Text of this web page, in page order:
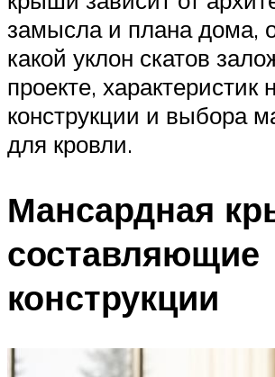
замысла и плана дома,
какой уклон скатов
проекте, характеристик
конструкции и выбора
для кровли.
Мансардная
составляющие
конструкции